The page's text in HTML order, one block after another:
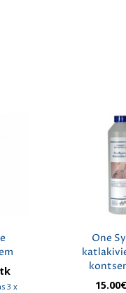
3 x
One
15.00€